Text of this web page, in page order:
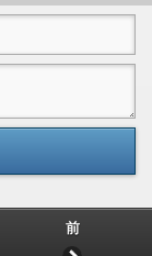
前